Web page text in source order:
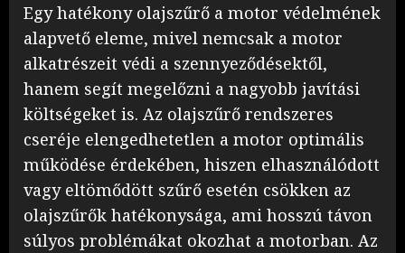
Egy hatékony olajszűrő a motor védelmének
alapvető eleme, mivel nemcsak a motor
alkatrészeit védi a szennyeződésektől,
hanem segít megelőzni a nagyobb javítási
költségeket is. Az olajszűrő rendszeres
cseréje elengedhetetlen a motor optimális
működése érdekében, hiszen elhasználódott
vagy eltömődött szűrő esetén csökken az
olajszűrők hatékonysága, ami hosszú távon
súlyos problémákat okozhat a motorban. Az